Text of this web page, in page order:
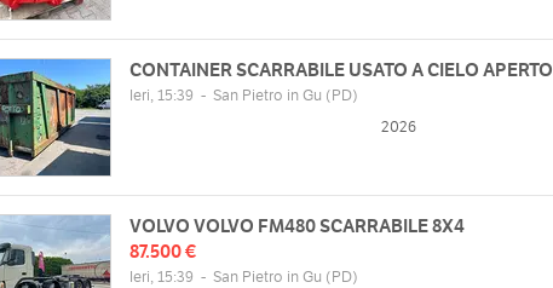
CONTAINER SCARRABILE USATO A CIELO APERTO
Ieri, 15:39 - San Pietro in Gu (PD)
2026
VOLVO VOLVO FM480 SCARRABILE 8X4
87.500 €
Ieri, 15:39 - San Pietro in Gu (PD)